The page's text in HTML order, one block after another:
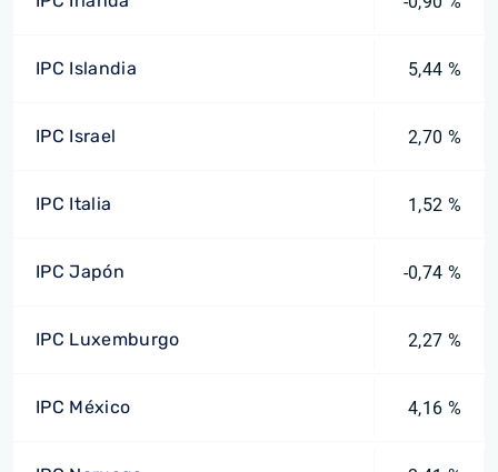
IPC Islandia 5,44 %
IPC Israel 2,70 %
IPC Italia 1,52 %
IPC Japón -0,74 %
IPC Luxemburgo 2,27 %
IPC México 4,16 %